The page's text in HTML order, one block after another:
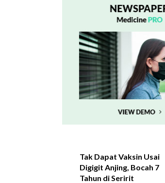
Tak Dapat Vaksin Usai
Digigit Anjing, Bocah 7
Tahun di Seririt